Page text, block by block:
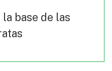
base de las